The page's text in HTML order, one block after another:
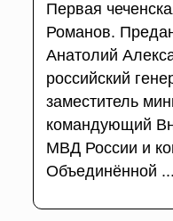
Первая
Романов.
Анатолий
российский
заместитель
командующий
МВД России и
Объединённой ...